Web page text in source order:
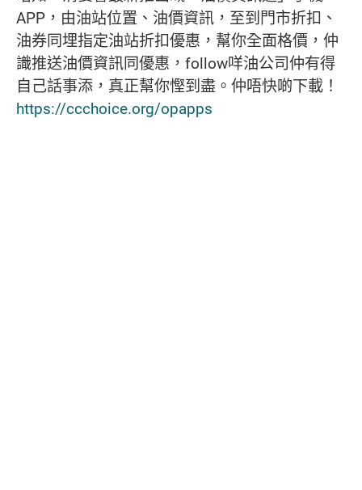
APP，由油站位置、油價資訊，至到門市折扣、
油券同埋指定油站折扣優惠，幫你全面格價，仲
識推送油價資訊同優惠，follow咩油公司仲有得
自己話事添，真正幫你慳到盡。仲唔快啲下載！
https://ccchoice.org/opapps